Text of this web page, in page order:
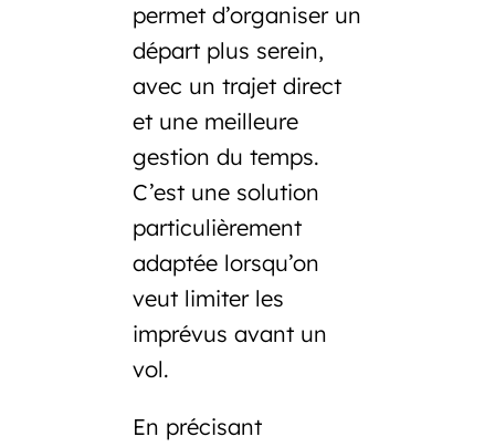
permet d’organiser un
départ plus serein,
avec un trajet direct
et une meilleure
gestion du temps.
C’est une solution
particulièrement
adaptée lorsqu’on
veut limiter les
imprévus avant un
vol.
En précisant